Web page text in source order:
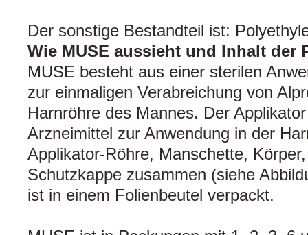
Der sonstige Bestandteil ist:
Wie MUSE aussieht und Inhalt der
MUSE besteht aus einer sterilen
zur einmaligen Verabreichung von
Harnröhre des Mannes. Der
Arzneimittel zur Anwendung in der
Applikator-Röhre, Manschette,
Schutzkappe zusammen (siehe
ist in einem Folienbeutel verpackt.